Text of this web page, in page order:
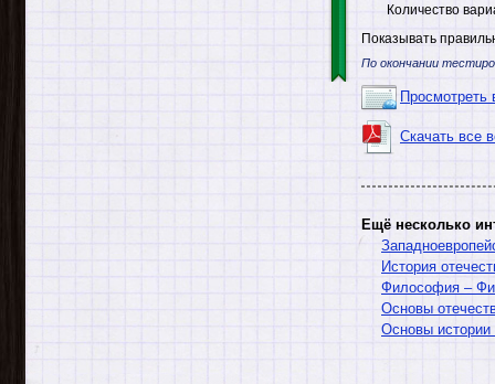
Количество
Показывать
По окончании
Просмотреть
Скачать все
Ещё несколько
История
Философия –
Основы
Основы истории